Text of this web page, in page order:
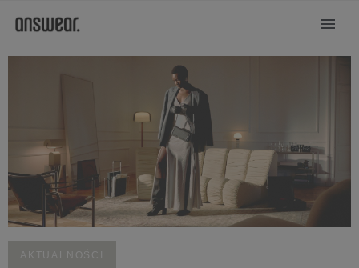
AKTUALNOŚCI